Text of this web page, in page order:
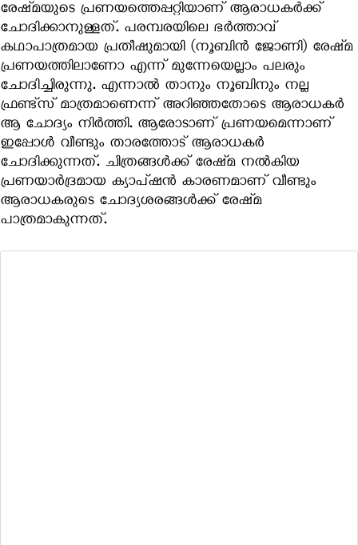
രേഷ്‍മയുടെ പ്രണയത്തെപ്പറ്റിയാണ് ആരാധകര്‍ക്ക്
ചോദിക്കാനുള്ളത്. പരമ്പരയിലെ ഭര്‍ത്താവ്
കഥാപാത്രമായ പ്രതീഷുമായി (നൂബിന്‍ ജോണി) രേഷ്‍മ
പ്രണയത്തിലാണോ എന്ന് മുന്നേയെല്ലാം പലരും
ചോദിച്ചിരുന്നു. എന്നാല്‍ താനും നൂബിനും നല്ല
ഫ്രണ്ട്‌സ് മാത്രമാണെന്ന് അറിഞ്ഞതോടെ ആരാധകര്‍
ആ ചോദ്യം നിര്‍ത്തി. ആരോടാണ് പ്രണയമെന്നാണ്
ഇപ്പോള്‍ വീണ്ടും താരത്തോട് ആരാധകര്‍
ചോദിക്കുന്നത്. ചിത്രങ്ങള്‍ക്ക് രേഷ്‍മ നല്‍കിയ
പ്രണയാര്‍ദ്രമായ ക്യാപ്ഷന്‍ കാരണമാണ് വീണ്ടും
ആരാധകരുടെ ചോദ്യശരങ്ങള്‍ക്ക് രേഷ്‍മ
പാത്രമാകുന്നത്.